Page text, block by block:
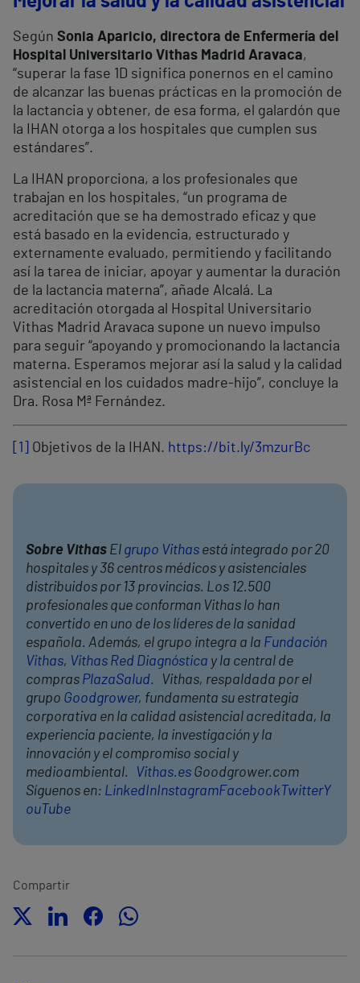
Según Sonia Aparicio, directora de Enfermería del
Hospital Universitario Vithas Madrid Aravaca,
“superar la fase 1D significa ponernos en el camino
de alcanzar las buenas prácticas en la promoción de
la lactancia y obtener, de esa forma, el galardón que
la IHAN otorga a los hospitales que cumplen sus
estándares”.
La IHAN proporciona, a los profesionales que
trabajan en los hospitales, “un programa de
acreditación que se ha demostrado eficaz y que
está basado en la evidencia, estructurado y
externamente evaluado, permitiendo y facilitando
así la tarea de iniciar, apoyar y aumentar la duración
de la lactancia materna”, añade Alcalá. La
acreditación otorgada al Hospital Universitario
Vithas Madrid Aravaca supone un nuevo impulso
para seguir “apoyando y promocionando la lactancia
materna. Esperamos mejorar así la salud y la calidad
asistencial en los cuidados madre-hijo”, concluye la
Dra. Rosa Mª Fernández.
[1] Objetivos de la IHAN. https://bit.ly/3mzurBc
Sobre Vithas El grupo Vithas está integrado por 20
hospitales y 36 centros médicos y asistenciales
distribuidos por 13 provincias. Los 12.500
profesionales que conforman Vithas lo han
convertido en uno de los líderes de la sanidad
española. Además, el grupo integra a la Fundación
Vithas, Vithas Red Diagnóstica y la central de
compras PlazaSalud. Vithas, respaldada por el
grupo Goodgrower, fundamenta su estrategia
corporativa en la calidad asistencial acreditada, la
experiencia paciente, la investigación y la
innovación y el compromiso social y
medioambiental.
Vithas.es Goodgrower.com
Síguenos en: LinkedInInstagramFacebook TwitterY
ouTube
Compartir